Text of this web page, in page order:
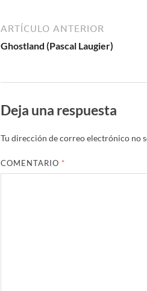
ARTÍCULO ANTERIOR
Ghostland (Pascal Laugier)
Deja una respuesta
Tu dirección de correo electrónico no
COMENTARIO *